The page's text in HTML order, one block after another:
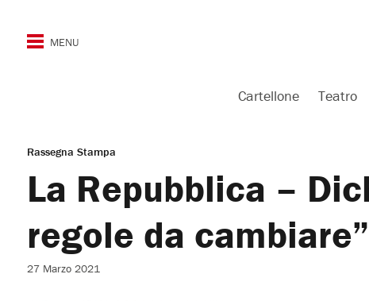
Cartellone Teatro
Rassegna Stampa
La Repubblica –
regole da cambiare”
27 Marzo 2021